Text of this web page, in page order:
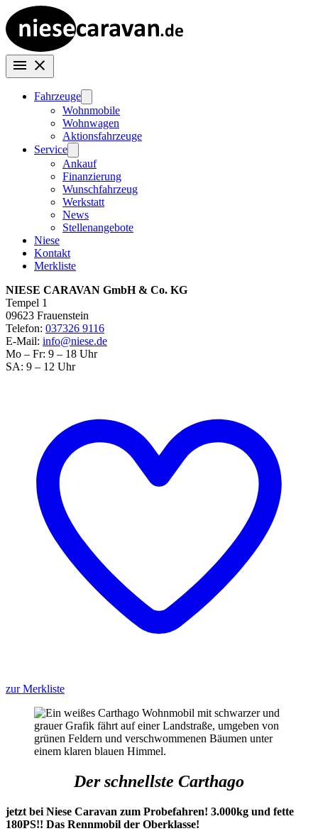
Fahrzeuge
Wohnmobile
Wohnwagen
Aktionsfahrzeuge
Service
Ankauf
Finanzierung
Wunschfahrzeug
Werkstatt
News
Stellenangebote
Niese
Kontakt
Merkliste
NIESE CARAVAN GmbH & Co. KG
Tempel 1
09623 Frauenstein
Telefon: 037326 9116
E-Mail: info@niese.de
Mo – Fr: 9 – 18 Uhr
SA: 9 – 12 Uhr
zur Merkliste
Der schnellste Carthago
jetzt bei Niese Caravan zum Probefahren! 3.000kg und fette
180PS!! Das Rennmobil der Oberklasse!